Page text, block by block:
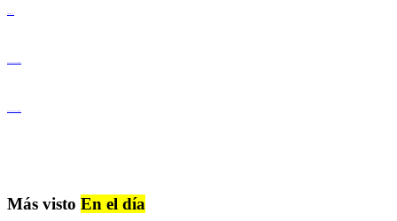
Más visto En el día